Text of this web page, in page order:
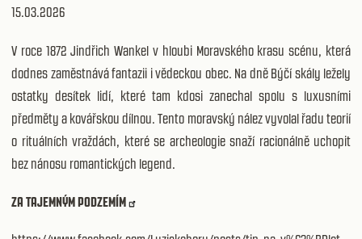
15.03.2026
V roce 1872 Jindřich Wankel v hloubi Moravského krasu scénu, která
dodnes zaměstnává fantazii i vědeckou obec. Na dně Býčí skály ležely
ostatky desítek lidí, které tam kdosi zanechal spolu s luxusními
předměty a kovářskou dílnou. Tento moravský nález vyvolal řadu teorií
o rituálních vraždách, které se archeologie snaží racionálně uchopit
bez nánosu romantických legend.
ZA TAJEMNÝM PODZEMÍM